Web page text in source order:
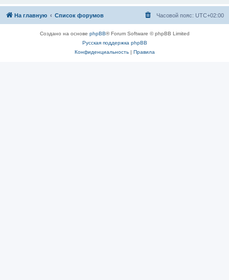
На главную Список форумов Часовой пояс: UTC+02:00
Создано на основе phpBB® Forum Software © phpBB Limited
Русская поддержка phpBB
Конфиденциальность| Правила